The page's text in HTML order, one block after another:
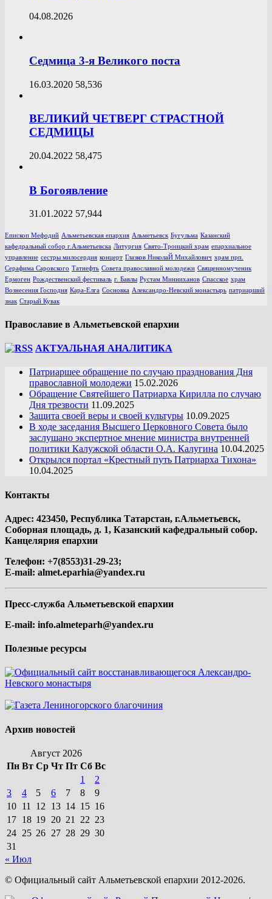
04.08.2026
Седмица 3-я Великого поста
16.03.2020 58,536
ВЕЛИКИЙ ЧЕТВЕРГ СТРАСТНОЙ
СЕДМИЦЫ
20.04.2022 58,475
В Богоявление
31.01.2022 57,944
Епископ Мефодий Альметьевская епархия Альметьевск Бугульма Казанский
кафедральный собор г.Альметьевска Литургия Свято-Троицкий храм епархиальное
управление сестры милосердия концерт Глазков НиколаЙ Михайлович храм прп.
Серафима Саровского Татнефть Совета православной молодежи Священномученик
Ермоген Рождественский фестиваль г. Бавлы Рустам Минниханов Спасское храм
Вознесения Господня Кара-Елга Сосновка Александро-Невский монастырь патриарший
знак Старый Кувак
Православие в Альметьевской епархии
АКТУАЛЬНАЯ АНАЛИТИКА
Патриаршее обращение по случаю празднования Дня
православной молодежи 15.02.2026
Обращение Святейшего Патриарха Кирилла по случаю
Дня трезвости 11.09.2025
Защита своей веры и своей культуры 10.09.2025
В ходе заседания Высшего Церковного Совета было
заслушано экспертное мнение министра внутренней
политики Калужской области О.А. Калугина 10.04.2025
Открылся портал «Крестный путь Патриарха Тихона»
10.04.2025
Контакты
Адрес: 423450, Республика Татарстан, г.Альметьевск,
Соборная площадь, д. 1, Казанский кафедральный собор.
Канцелярия епархии
Телефон: +7(8553)31-29-23;
E-mail: almet.eparhia@yandex.ru
Пресс-служба Альметьевской епархии
E-mail: info.almeteparh@yandex.ru
Полезные ресурсы
Архив новостей
Август 2026
Пн Вт Ср Чт Пт Сб Вс
1
2
3
4 5 6 7 8
9
10 11 12 13 14 15 16
17 18 19 20 21 22 23
24 25 26 27 28 29 30
31
« Июл
© Официальный сайт Альметьевской епархии 2012-2026.